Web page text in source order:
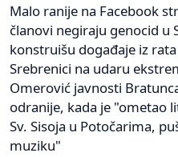
Malo ranije na Facebook
članovi negiraju genocid u
konstruišu događaje iz rata
Srebrenici na udaru
Omerović javnosti
odranije, kada je "ometao
Sv. Sisoja u Potočarima,
muziku"